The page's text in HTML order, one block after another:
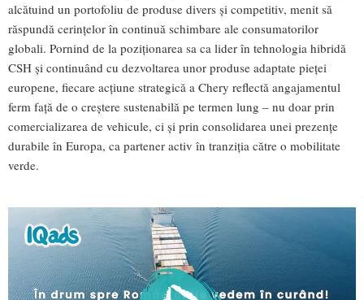
alcătuind un portofoliu de produse divers și competitiv, menit să
răspundă cerințelor în continuă schimbare ale consumatorilor
globali. Pornind de la poziționarea sa ca lider în tehnologia hibridă
CSH și continuând cu dezvoltarea unor produse adaptate pieței
europene, fiecare acțiune strategică a Chery reflectă angajamentul
ferm față de o creștere sustenabilă pe termen lung – nu doar prin
comercializarea de vehicule, ci și prin consolidarea unei prezențe
durabile în Europa, ca partener activ în tranziția către o mobilitate
verde.